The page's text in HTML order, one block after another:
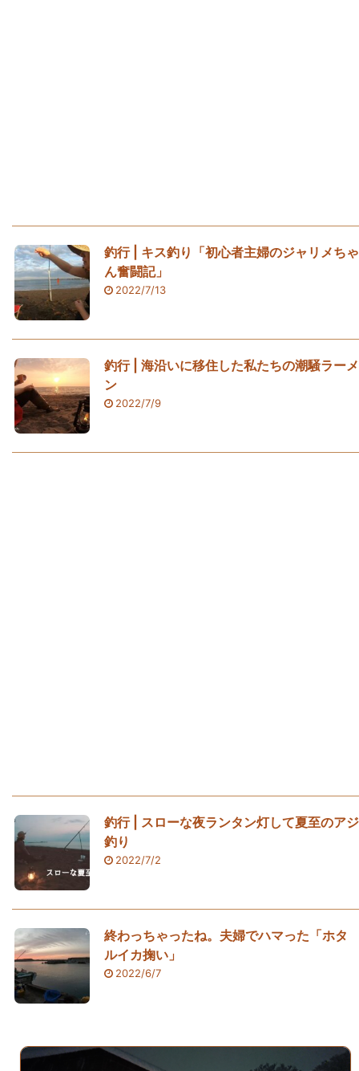
釣行 | キス釣り「初心者主婦のジャリメちゃ
ん奮闘記」
2022/7/13
釣行 | 海沿いに移住した私たちの潮騒ラーメ
ン
2022/7/9
釣行 | スローな夜ランタン灯して夏至のアジ
釣り
2022/7/2
終わっちゃったね。夫婦でハマった「ホタ
ルイカ掬い」
2022/6/7